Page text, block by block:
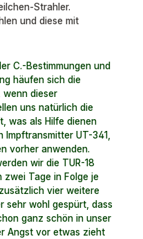
Strahler.
und diese mit
C.-Bestimmungen und
häufen sich die
wenn dieser
uns natürlich die
was als Hilfe dienen
Impftransmitter UT-341,
vorher anwenden.
wir die TUR-18
zwei Tage in Folge je
vier weitere
sehr wohl gespürt, dass
ganz schön in unser
Angst vor etwas zieht